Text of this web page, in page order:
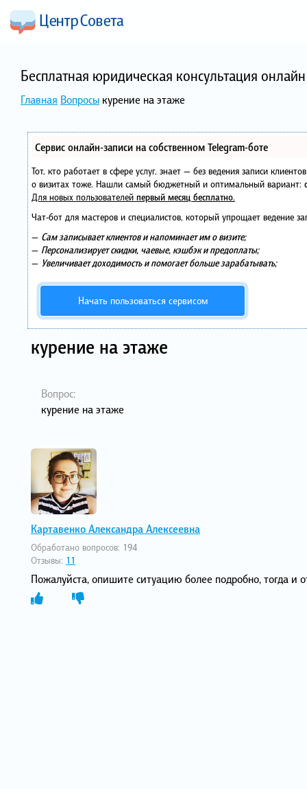
Бесплатная юридическая консультация
Главная Вопросы курение на этаже
Сервис онлайн-записи на собственном Telegram-боте
Тот, кто работает в сфере услуг, знает — без ведения записи
о визитах тоже. Нашли самый бюджетный и оптимальный вариант:
Для новых пользователей первый месяц бесплатно.
Чат-бот для мастеров и специалистов, который упрощает ведение
— Сам записывает клиентов и напоминает им о визите;
— Персонализирует скидки, чаевые, кэшбэк и предоплаты;
— Увеличивает доходимость и помогает больше зарабатывать;
Начать пользоваться сервисом
курение на этаже
Вопрос:
курение на этаже
Картавенко Александра Алексеевна
Обработано вопросов: 194
Отзывы: 11
Пожалуйста, опишите ситуацию более подробно, тогда и